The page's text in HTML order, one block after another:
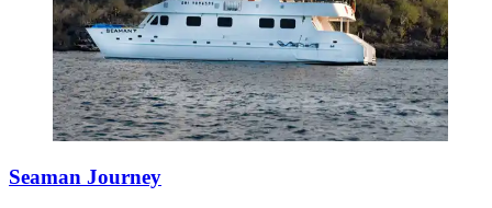
Seaman Journey